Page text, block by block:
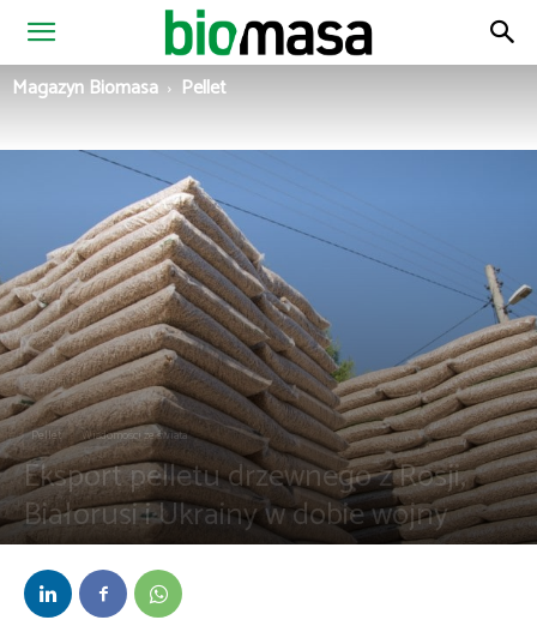
Magazyn
Magazyn Biomasa Pellet
Pellet Wiadomości ze świata
Eksport pelletu drzewnego z Rosji,
Białorusi i Ukrainy w dobie wojny
Przez Daria Lisiecka-